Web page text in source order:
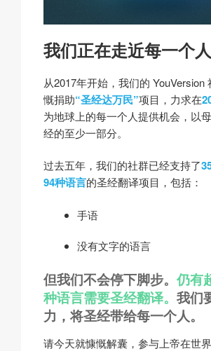
我们正在走近每一个人
从2017年开始，我们的 YouVersion
慨捐助“圣经达万民”项目，力求在
为地球上的每一个人提供机会，以
经的至少一部分。
过去五年，我们的社群已经支持了
94种语言的圣经翻译项目，包括：
手语
没有文字的语言
但我们不会停下脚步。 仍有
种语言需要圣经翻译。 我们
力，将圣经带给每一个人。
请今天就慷慨解囊，参与上帝在世